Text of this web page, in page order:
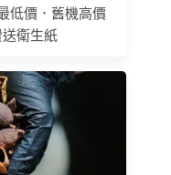
低價．舊機高價
衛生紙